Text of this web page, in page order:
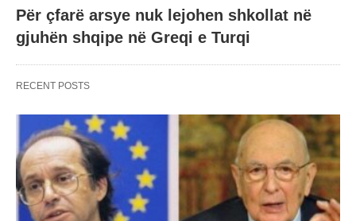
Për çfarë arsye nuk lejohen shkollat në
gjuhën shqipe në Greqi e Turqi
RECENT POSTS